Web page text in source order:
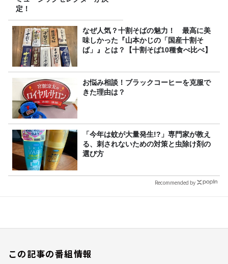
定！
なぜ人気？十割そばの魅力！ 最高に美
味しかった『山本かじの「国産十割そ
ば」』とは？【十割そば10種食べ比べ】
お悩み相談！ブラックコーヒーを克服で
きた理由は？
「今年は蚊が大量発生!?」専門家が教え
る、刺されないための対策と虫除け剤の
選び方
Recommended by
この記事の番組情報